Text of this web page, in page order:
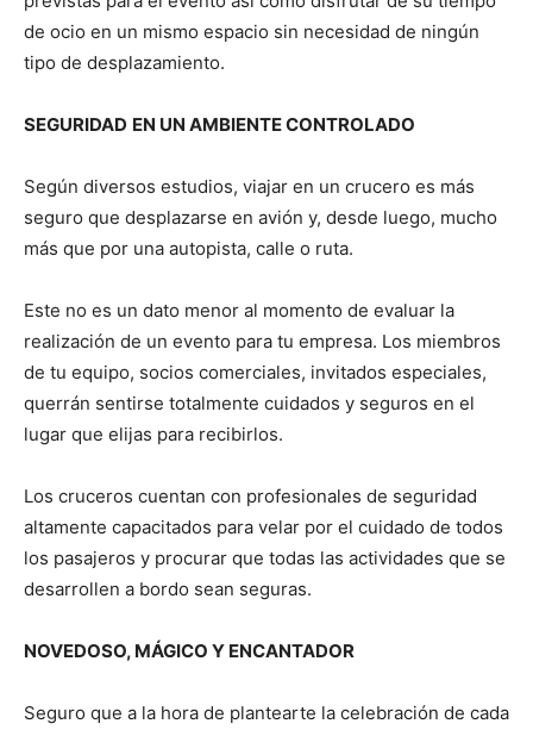
de ocio en un mismo espacio sin necesidad de ningún
tipo de desplazamiento.
SEGURIDAD EN UN AMBIENTE CONTROLADO
Según diversos estudios, viajar en un crucero es más
seguro que desplazarse en avión y, desde luego, mucho
más que por una autopista, calle o ruta.
Este no es un dato menor al momento de evaluar la
realización de un evento para tu empresa. Los miembros
de tu equipo, socios comerciales, invitados especiales,
querrán sentirse totalmente cuidados y seguros en el
lugar que elijas para recibirlos.
Los cruceros cuentan con profesionales de seguridad
altamente capacitados para velar por el cuidado de todos
los pasajeros y procurar que todas las actividades que se
desarrollen a bordo sean seguras.
NOVEDOSO, MÁGICO Y ENCANTADOR
Seguro que a la hora de plantearte la celebración de cada